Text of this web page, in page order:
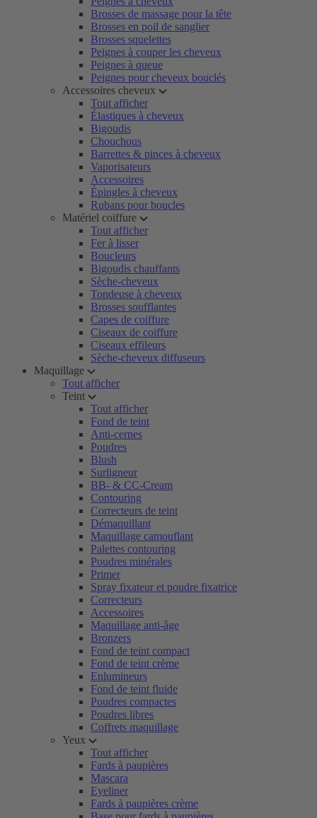
Brosses de massage pour la tête
Brosses en poil de sanglier
Brosses squelettes
Peignes à couper les cheveux
Peignes à queue
Peignes pour cheveux bouclés
Accessoires cheveux
Tout afficher
Élastiques à cheveux
Bigoudis
Chouchous
Barrettes & pinces à cheveux
Vaporisateurs
Accessoires
Épingles à cheveux
Rubans pour boucles
Matériel coiffure
Tout afficher
Fer à lisser
Boucleurs
Bigoudis chauffants
Sèche-cheveux
Tondeuse à cheveux
Brosses soufflantes
Capes de coiffure
Ciseaux de coiffure
Ciseaux effileurs
Sèche-cheveux diffuseurs
Maquillage
Tout afficher
Teint
Tout afficher
Fond de teint
Anti-cernes
Poudres
Blush
Surligneur
BB- & CC-Cream
Contouring
Correcteurs de teint
Démaquillant
Maquillage camouflant
Palettes contouring
Poudres minérales
Primer
Spray fixateur et poudre fixatrice
Correcteurs
Accessoires
Maquillage anti-âge
Bronzers
Fond de teint compact
Fond de teint crème
Enlumineurs
Fond de teint fluide
Poudres compactes
Poudres libres
Coffrets maquillage
Yeux
Tout afficher
Fards à paupières
Mascara
Eyeliner
Fards à paupières crème